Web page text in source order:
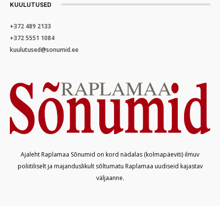
KUULUTUSED
+372 489 2133
+372 5551 1084
kuulutused@sonumid.ee
Ajaleht Raplamaa Sõnumid on kord nädalas (kolmapäeviti) ilmuv
poliitiliselt ja majanduslikult sõltumatu Raplamaa uudiseid kajastav
väljaanne.